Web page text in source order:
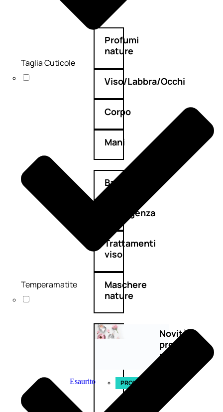
Profumi
nature
Viso/Labbra/Occhi
Corpo
Mani
Bagno
Detergenza
Trattamenti
viso
Maschere
nature
Novità
profumi
nature
Esaurito PROMO
Taglia Cuticole
Temperamatite